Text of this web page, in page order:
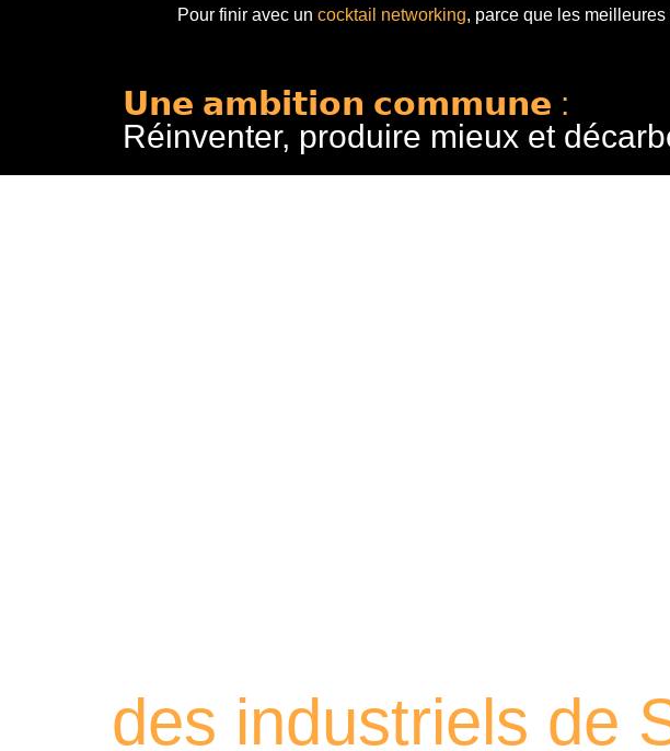
Pour finir avec un cocktail networking, parce que les
𝗨𝗻𝗲 𝗮𝗺𝗯𝗶𝘁𝗶𝗼𝗻 𝗰𝗼𝗺𝗺𝘂𝗻𝗲 :
Réinventer, produire mieux et
des industriels de